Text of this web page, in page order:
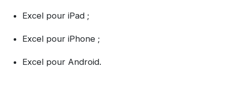
Excel pour iPad ;
Excel pour iPhone ;
Excel pour Android.